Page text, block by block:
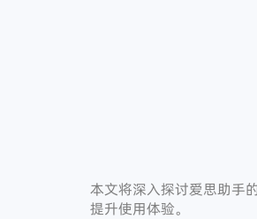
本文将深入探讨爱思助手
提升使用体验。